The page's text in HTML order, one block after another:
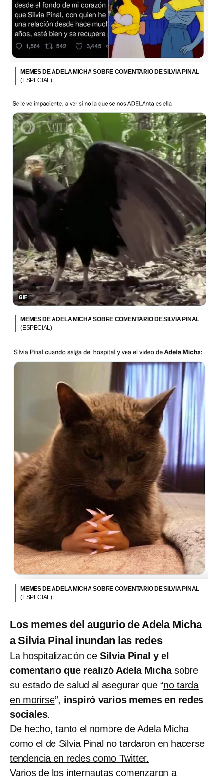
MEMES DE ADELA MICHA SOBRE COMENTARIO DE SILVIA PINAL
(ESPECIAL)
MEMES DE ADELA MICHA SOBRE COMENTARIO DE SILVIA PINAL
(ESPECIAL)
MEMES DE ADELA MICHA SOBRE COMENTARIO DE SILVIA PINAL
(ESPECIAL)
Los memes del augurio de Adela Micha
a Silvia Pinal inundan las redes
La hospitalización de Silvia Pinal y el
comentario que realizó Adela Michasobre
su estado de salud al asegurar que “no tarda
en morirse”, inspiró varios memes en redes
sociales.
De hecho, tanto el nombre de Adela Micha
como el de Silvia Pinal no tardaron en hacerse
tendencia en redes como Twitter.
Varios de los internautas comenzaron a